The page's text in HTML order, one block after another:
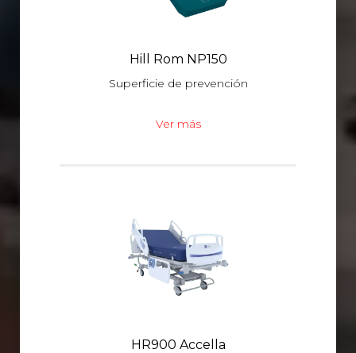
Hill Rom NP150
Superficie de prevención
Ver más
HR900 Accella